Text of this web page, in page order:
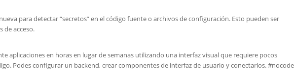
para detectar “secretos” en el código fuente o archivos de configuración. Esto pueden ser
de acceso.
aplicaciones en horas en lugar de semanas utilizando una interfaz visual que requiere pocos
Podes configurar un backend, crear componentes de interfaz de usuario y conectarlos. #nocode